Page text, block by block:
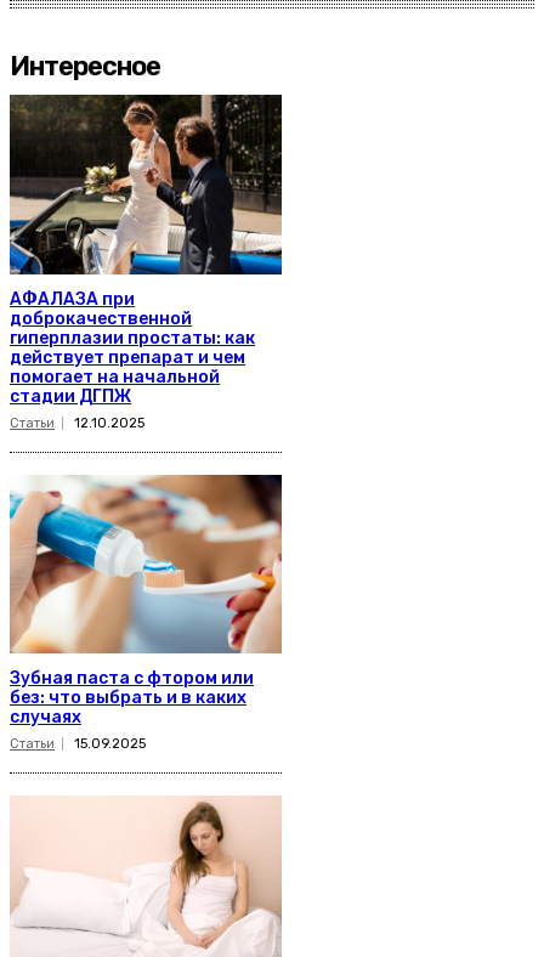
Интересное
АФАЛАЗА при
доброкачественной
гиперплазии простаты: как
действует препарат и чем
помогает на начальной
стадии ДГПЖ
Статьи 12.10.2025
Зубная паста с фтором или
без: что выбрать и в каких
случаях
Статьи 15.09.2025